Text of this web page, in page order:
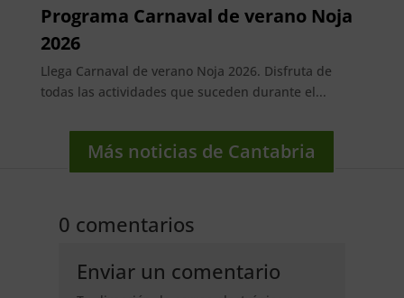
Programa Carnaval de verano Noja
2026
Llega Carnaval de verano Noja 2026. Disfruta de
todas las actividades que suceden durante el...
Más noticias de Cantabria
0 comentarios
Enviar un comentario